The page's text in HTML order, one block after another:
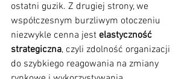
ostatni guzik. Z drugiej strony, we
współczesnym burzliwym otoczeniu
niezwykle cenna jest elastyczność
strategiczna, czyli zdolność organizacji
do szybkiego reagowania na zmiany